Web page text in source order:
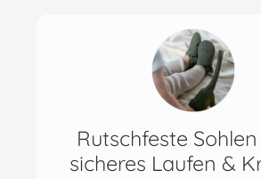
Vielfältig im
einsetzbar